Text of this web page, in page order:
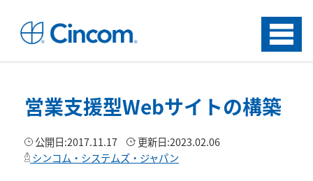
Menu
営業支援型Webサイトの構築
公開日:2017.11.17 更新日:2023.02.06
シンコム・システムズ・ジャパン